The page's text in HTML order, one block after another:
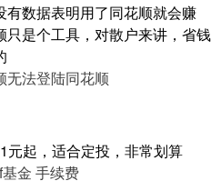
数据表明用了同花顺就会赚
是个工具，对散户来讲，省钱
无法登陆同花顺
元起，适合定投，非常划算
金 手续费